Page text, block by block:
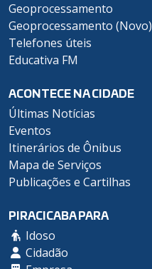
Geoprocessamento
Geoprocessamento (Novo)
Telefones úteis
Educativa FM
ACONTECE NA CIDADE
Últimas Notícias
Eventos
Itinerários de Ônibus
Mapa de Serviços
Publicações e Cartilhas
PIRACICABA PARA
Idoso
Cidadão